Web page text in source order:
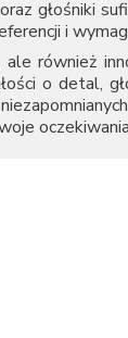
głośniki
i
również
o detal,